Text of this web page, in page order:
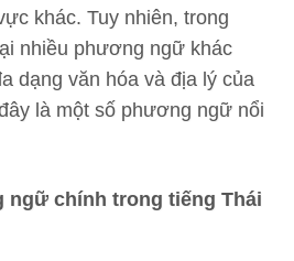
khác. Tuy nhiên, trong
nhiều phương ngữ khác
dạng văn hóa và địa lý của
là một số phương ngữ nổi
ngữ chính trong tiếng Thái